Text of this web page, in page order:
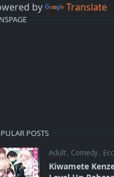
by Translate
POSTS
Adult , Comedy ,
Kiwamete